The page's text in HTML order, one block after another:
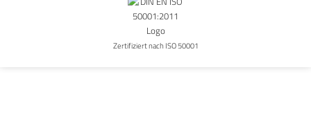
Zertifiziert nach ISO 50001